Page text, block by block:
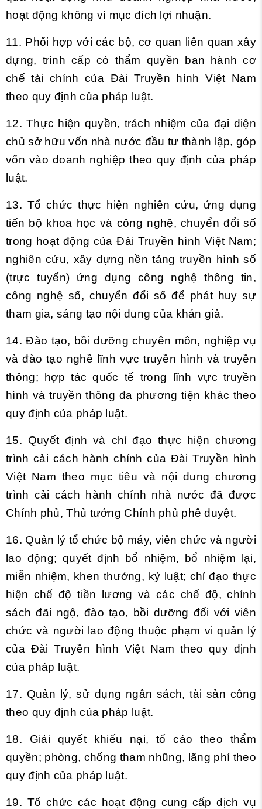
hoạt động không vì mục đích lợi nhuận.
11. Phối hợp với các bộ, cơ quan liên quan xây
dựng, trình cấp có thẩm quyền ban hành cơ
chế tài chính của Đài Truyền hình Việt Nam
theo quy định của pháp luật.
12. Thực hiện quyền, trách nhiệm của đại diện
chủ sở hữu vốn nhà nước đầu tư thành lập, góp
vốn vào doanh nghiệp theo quy định của pháp
luật.
13. Tổ chức thực hiện nghiên cứu, ứng dụng
tiến bộ khoa học và công nghệ, chuyển đổi số
trong hoạt động của Đài Truyền hình Việt Nam;
nghiên cứu, xây dựng nền tảng truyền hình số
(trực tuyến) ứng dụng công nghệ thông tin,
công nghệ số, chuyển đổi số để phát huy sự
tham gia, sáng tạo nội dung của khán giả.
14. Đào tạo, bồi dưỡng chuyên môn, nghiệp vụ
và đào tạo nghề lĩnh vực truyền hình và truyền
thông; hợp tác quốc tế trong lĩnh vực truyền
hình và truyền thông đa phương tiện khác theo
quy định của pháp luật.
15. Quyết định và chỉ đạo thực hiện chương
trình cải cách hành chính của Đài Truyền hình
Việt Nam theo mục tiêu và nội dung chương
trình cải cách hành chính nhà nước đã được
Chính phủ, Thủ tướng Chính phủ phê duyệt.
16. Quản lý tổ chức bộ máy, viên chức và người
lao động; quyết định bổ nhiệm, bổ nhiệm lại,
miễn nhiệm, khen thưởng, kỷ luật; chỉ đạo thực
hiện chế độ tiền lương và các chế độ, chính
sách đãi ngộ, đào tạo, bồi dưỡng đối với viên
chức và người lao động thuộc phạm vi quản lý
của Đài Truyền hình Việt Nam theo quy định
của pháp luật.
17. Quản lý, sử dụng ngân sách, tài sản công
theo quy định của pháp luật.
18. Giải quyết khiếu nại, tố cáo theo thẩm
quyền; phòng, chống tham nhũng, lãng phí theo
quy định của pháp luật.
19. Tổ chức các hoạt động cung cấp dịch vụ